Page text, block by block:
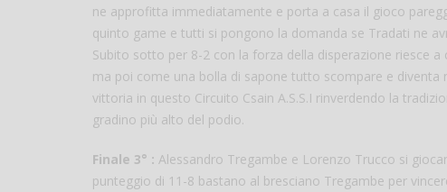
ne approfitta immediatamente e porta a casa il gioco
quinto game e tutti si pongono la domanda se Tradati ne
Subito sotto per 8-2 con la forza della disperazione riesce
ma poi come una bolla di sapone tutto scompare e diventa
vittoria in questo Circuito Csain A.S.S.I rinverdendo la
gradino più alto del podio.
Finale 3° : Alessandro Tregambe e Lorenzo Trucco si
punteggio di 11-8 bastano al bresciano Tregambe per